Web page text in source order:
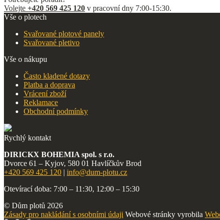
Volejte +420 569 425 120 v pracovní dny 7:00-15:30.
Vše o plotech
Svařované plotové panely
Svařované pletivo
Vše o nákupu
Často kladené dotazy
Platba a doprava
Vrácení zboží
Reklamace
Obchodní podmínky
Rychlý kontakt
DIRICKX BOHEMIA spol. s r.o.
Dvorce 61 – Kyjov, 580 01 Havlíčkův Brod
+420 569 425 120 | info@dum-plotu.cz
Otevírací doba: 7:00 – 11:30, 12:00 – 15:30
© Dům plotů 2026
Zásady pro nakládání s osobními údaji Webové stránky vyrobila